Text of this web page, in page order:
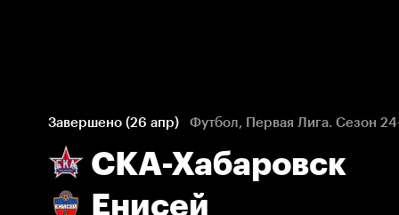
Завершено (26 апр) Футбол, Первая Лига. Сезон
СКА-Хабаровск
Енисей